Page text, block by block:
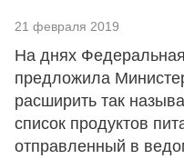
21 февраля 2019
На днях
предложила
расширить так
список продуктов
отправленный в